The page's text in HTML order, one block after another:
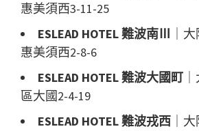
惠美須西3-11-25
ESLEAD HOTEL 難波南Ⅲ ｜
惠美須西2-8-6
ESLEAD HOTEL 難波大國町
區大國2-4-19
ESLEAD HOTEL 難波戎西 ｜